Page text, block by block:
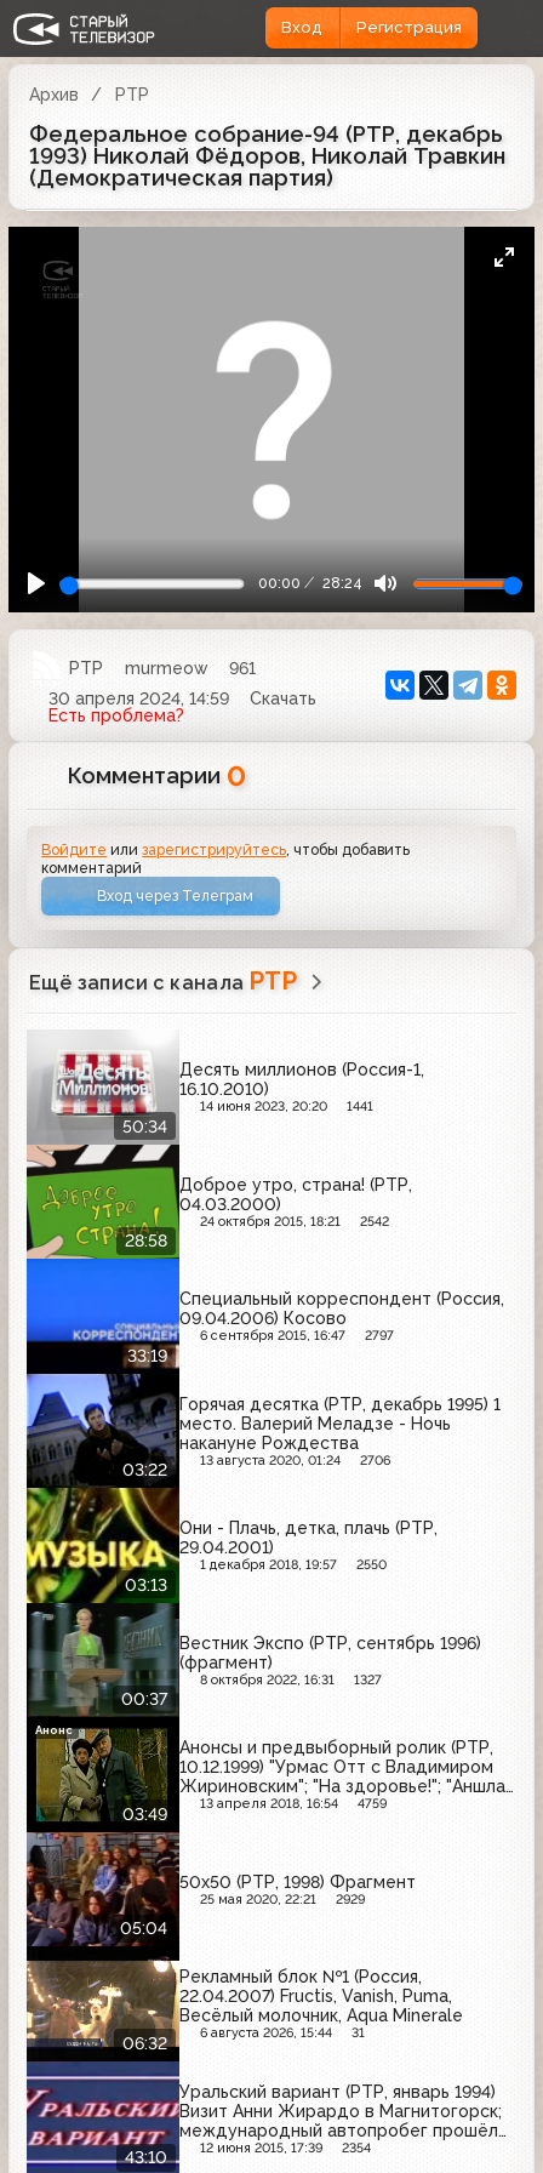
Вход Регистрация
Архив РТР
Федеральное собрание-94 (РТР, декабрь
1993) Николай Фёдоров, Николай Травкин
(Демократическая партия)
00:00 28:24
РТР murmeow
961
30 апреля 2024, 14:59
Скачать
Есть проблема?
Комментарии 0
Войдите илизарегистрируйтесь , чтобы добавить
комментарий
Вход через Телеграм
Ещё записи с канала РТР
50:34
Десять миллионов (Россия-1,
16.10.2010)
14 июня 2023, 20:20 1441
28:58
Доброе утро, страна! (РТР,
04.03.2000)
24 октября 2015, 18:21 2542
33:19
Специальный корреспондент (Россия,
09.04.2006) Косово
6 сентября 2015, 16:47 2797
03:22
Горячая десятка (РТР, декабрь 1995) 1
место. Валерий Меладзе - Ночь
накануне Рождества
13 августа 2020, 01:24 2706
03:13
Они - Плачь, детка, плачь (РТР,
29.04.2001)
1 декабря 2018, 19:57 2550
00:37
Вестник Экспо (РТР, сентябрь 1996)
(фрагмент)
8 октября 2022, 16:31 1327
03:49
Анонсы и предвыборный ролик (РТР,
10.12.1999) "Урмас Отт с Владимиром
Жириновским"; "На здоровье!"; "Аншлаг.
Полный вперёд!"; юбилейный концерт
13 апреля 2018, 16:54 4759
Анонс
05:04
50x50 (РТР, 1998) Фрагмент
25 мая 2020, 22:21 2929
06:32
Рекламный блок №1 (Россия,
22.04.2007) Fructis, Vanish, Puma,
Весёлый молочник, Aqua Minerale
6 августа 2026, 15:44 31
43:10
Уральский вариант (РТР, январь 1994)
Визит Анни Жирардо в Магнитогорск;
международный автопробег прошёл
через город Миасс
12 июня 2015, 17:39 2354